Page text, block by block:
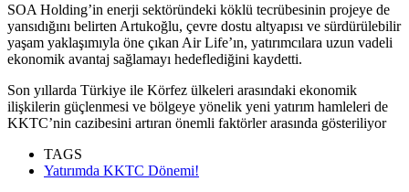
SOA Holding’in enerji sektöründeki köklü tecrübesinin projeye de
yansıdığını belirten Artukoğlu, çevre dostu altyapısı ve sürdürülebilir
yaşam yaklaşımıyla öne çıkan Air Life’ın, yatırımcılara uzun vadeli
ekonomik avantaj sağlamayı hedeflediğini kaydetti.
Son yıllarda Türkiye ile Körfez ülkeleri arasındaki ekonomik
ilişkilerin güçlenmesi ve bölgeye yönelik yeni yatırım hamleleri de
KKTC’nin cazibesini artıran önemli faktörler arasında gösteriliyor
TAGS
Yatırımda KKTC Dönemi!